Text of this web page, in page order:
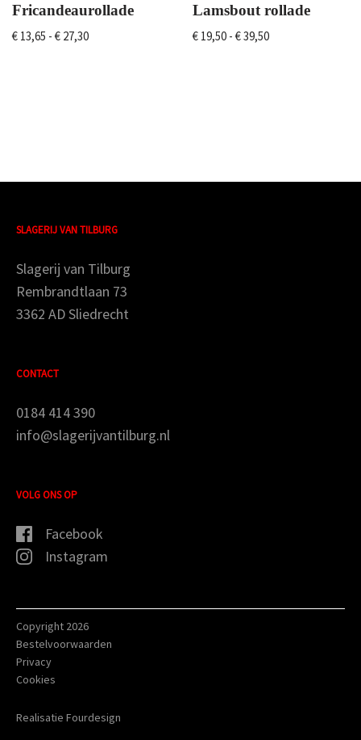
Fricandeaurollade
€ 13,65 - € 27,30
Lamsbout rollade
€ 19,50 - €39,50
SLAGERIJ VAN TILBURG
Slagerij van Tilburg
Rembrandtlaan 73
3362 AD Sliedrecht
CONTACT
0184 414 390
info@slagerijvantilburg.nl
VOLG ONS OP
Facebook
Instagram
Copyright 2026
Bestelvoorwaarden
Privacy
Cookies
Realisatie Fourdesign